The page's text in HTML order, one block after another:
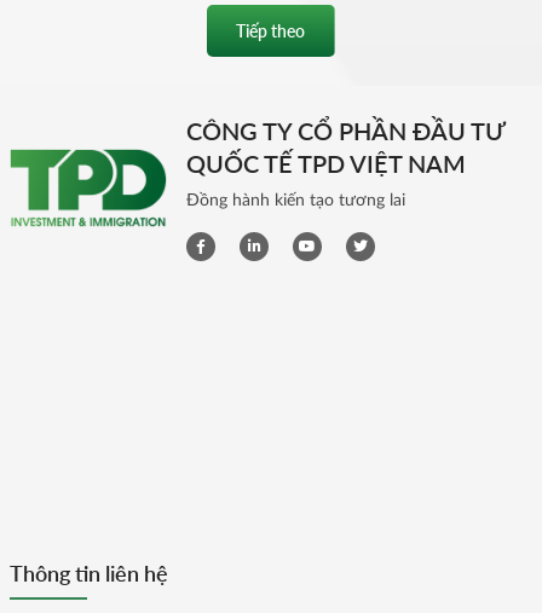
Tiếp theo
CÔNG TY CỔ PHẦN ĐẦU TƯ
QUỐC TẾ TPD VIỆT NAM
Đồng hành kiến tạo tương lai
Thông tin liên hệ